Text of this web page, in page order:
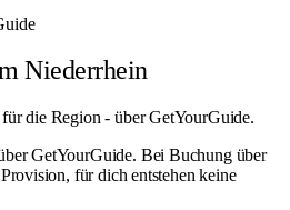
Niederrhein
die Region - über GetYourGuide.
GetYourGuide. Bei Buchung über
für dich entstehen keine